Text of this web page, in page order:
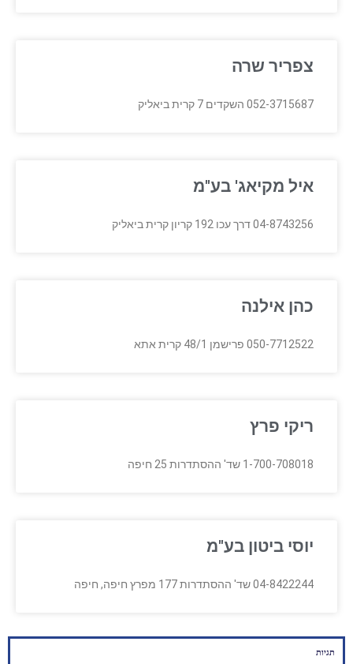
צפריר שרה
052-3715687 השקדים 7 קרית ביאליק
איל מקיאג' בע"מ
04-8743256 דרך עכו 192 קריון קרית ביאליק
כהן אילנה
050-7712522 פרישמן 48/1 קרית אתא
ריקי פרץ
1-700-708018 שד' ההסתדרות 25 חיפה
יוסי ביטון בע"מ
04-8422244 שד' ההסתדרות 177 מפרץ חיפה, חיפה
תגיות